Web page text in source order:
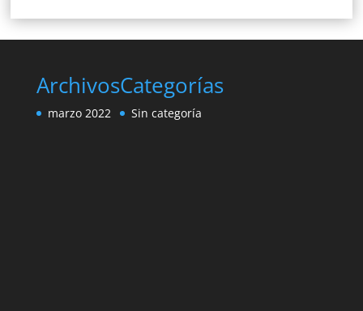
Archivos
marzo 2022
Categorías
Sin categoría